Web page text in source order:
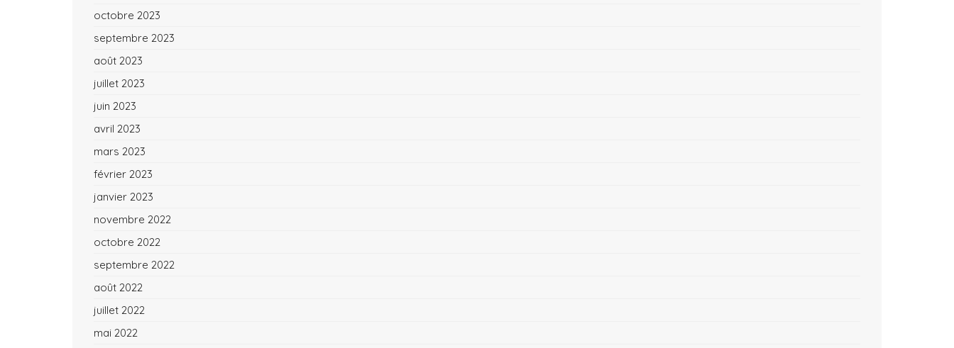
octobre 2023
septembre 2023
août 2023
juillet 2023
juin 2023
avril 2023
mars 2023
février 2023
janvier 2023
novembre 2022
octobre 2022
septembre 2022
août 2022
juillet 2022
mai 2022